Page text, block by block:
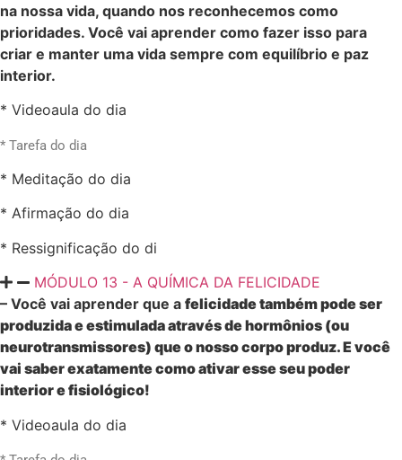
na nossa vida, quando nos reconhecemos como
prioridades. Você vai aprender como fazer isso para
criar e manter uma vida sempre com equilíbrio e paz
interior.
* Videoaula do dia
* Tarefa do dia
* Meditação do dia
* Afirmação do dia
* Ressignificação do di
MÓDULO 13 - A QUÍMICA DA FELICIDADE
– Você vai aprender que a felicidade também pode ser
produzida e estimulada através de hormônios (ou
neurotransmissores) que o nosso corpo produz. E você
vai saber exatamente como ativar esse seu poder
interior e fisiológico!
* Videoaula do dia